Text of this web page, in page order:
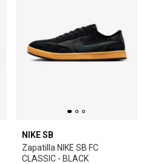
NIKE SB
Zapatilla NIKE SB FC
CLASSIC - BLACK